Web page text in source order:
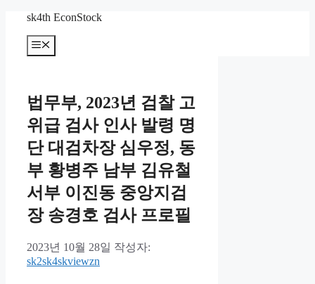
sk4th EconStock
메
뉴
법무부, 2023년 검찰 고
위급 검사 인사 발령 명
단 대검차장 심우정, 동
부 황병주 남부 김유철
서부 이진동 중앙지검
장 송경호 검사 프로필
2023년 10월 28일 작성자:
sk2sk4skviewzn